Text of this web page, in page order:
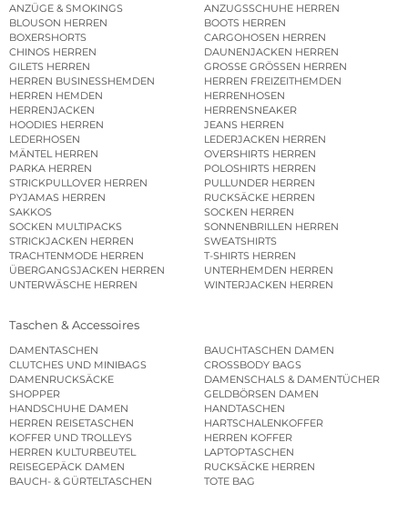
ANZÜGE & SMOKINGS
ANZUGSSCHUHE HERREN
BLOUSON HERREN
BOOTS HERREN
BOXERSHORTS
CARGOHOSEN HERREN
CHINOS HERREN
DAUNENJACKEN HERREN
GILETS HERREN
GROSSE GRÖSSEN HERREN
HERREN BUSINESSHEMDEN
HERREN FREIZEITHEMDEN
HERREN HEMDEN
HERRENHOSEN
HERRENJACKEN
HERRENSNEAKER
HOODIES HERREN
JEANS HERREN
LEDERHOSEN
LEDERJACKEN HERREN
MÄNTEL HERREN
OVERSHIRTS HERREN
PARKA HERREN
POLOSHIRTS HERREN
STRICKPULLOVER HERREN
PULLUNDER HERREN
PYJAMAS HERREN
RUCKSÄCKE HERREN
SAKKOS
SOCKEN HERREN
SOCKEN MULTIPACKS
SONNENBRILLEN HERREN
STRICKJACKEN HERREN
SWEATSHIRTS
TRACHTENMODE HERREN
T-SHIRTS HERREN
ÜBERGANGSJACKEN HERREN
UNTERHEMDEN HERREN
UNTERWÄSCHE HERREN
WINTERJACKEN HERREN
Taschen & Accessoires
DAMENTASCHEN
BAUCHTASCHEN DAMEN
CLUTCHES UND MINIBAGS
CROSSBODY BAGS
DAMENRUCKSÄCKE
DAMENSCHALS & DAMENTÜCHER
SHOPPER
GELDBÖRSEN DAMEN
HANDSCHUHE DAMEN
HANDTASCHEN
HERREN REISETASCHEN
HARTSCHALENKOFFER
KOFFER UND TROLLEYS
HERREN KOFFER
HERREN KULTURBEUTEL
LAPTOPTASCHEN
REISEGEPÄCK DAMEN
RUCKSÄCKE HERREN
BAUCH- & GÜRTELTASCHEN
TOTE BAG